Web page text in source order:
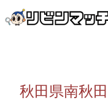
秋田県南秋